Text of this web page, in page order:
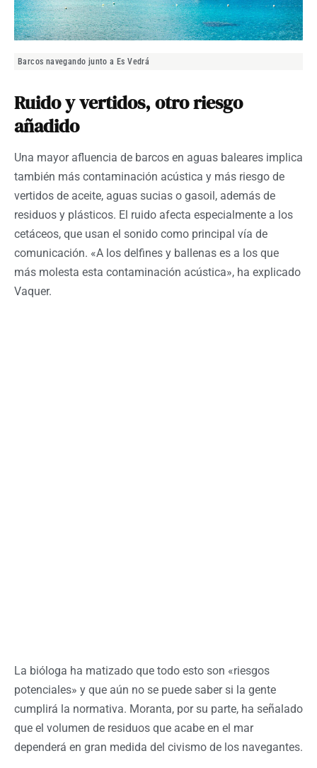
Barcos navegando junto a Es Vedrá
Ruido y vertidos, otro riesgo
añadido
Una mayor afluencia de barcos en aguas baleares implica
también más contaminación acústica y más riesgo de
vertidos de aceite, aguas sucias o gasoil, además de
residuos y plásticos. El ruido afecta especialmente a los
cetáceos, que usan el sonido como principal vía de
comunicación. «A los delfines y ballenas es a los que
más molesta esta contaminación acústica», ha explicado
Vaquer.
La bióloga ha matizado que todo esto son «riesgos
potenciales» y que aún no se puede saber si la gente
cumplirá la normativa. Moranta, por su parte, ha señalado
que el volumen de residuos que acabe en el mar
dependerá en gran medida del civismo de los navegantes.